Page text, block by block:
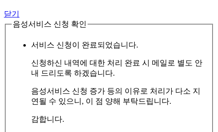
닫기
음성서비스 신청 확인
서비스 신청이 완료되었습니다.
신청하신 내역에 대한 처리 완료 시 메일로 별도 안
내 드리도록 하겠습니다.
음성서비스 신청 증가 등의 이유로 처리가 다소 지
연될 수 있으니, 이 점 양해 부탁드립니다.
감합니다.